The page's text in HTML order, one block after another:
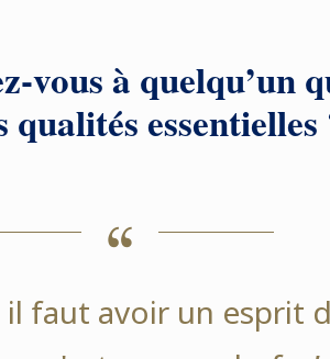
vous à quelqu’un
essentielles
faut avoir un esprit